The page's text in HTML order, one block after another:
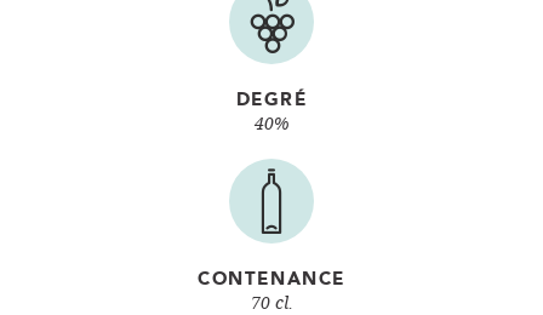
DEGRÉ
40%
CONTENANCE
70 cl.